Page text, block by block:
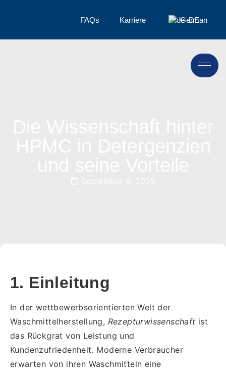
FAQs Karriere German
1. Einleitung
In der wettbewerbsorientierten Welt der
Waschmittelherstellung, Rezepturwissenschaft ist
das Rückgrat von Leistung und
Kundenzufriedenheit. Moderne Verbraucher
erwarten von ihren Waschmitteln eine